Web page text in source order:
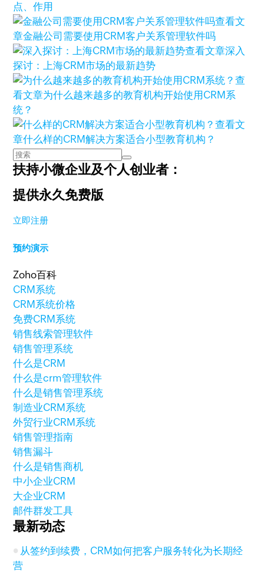
点、作用
查看文
章金融公司需要使用CRM客户关系管理软件吗
查看文章深入
探讨：上海CRM市场的最新趋势
查
看文章为什么越来越多的教育机构开始使用CRM系
统？
查看文
章什么样的CRM解决方案适合小型教育机构？
扶持小微企业及个人创业者：
提供永久免费版
立即注册
预约演示
Zoho百科
CRM系统
CRM系统价格
免费CRM系统
销售线索管理软件
销售管理系统
什么是CRM
什么是crm管理软件
什么是销售管理系统
制造业CRM系统
外贸行业CRM系统
销售管理指南
销售漏斗
什么是销售商机
中小企业CRM
大企业CRM
邮件群发工具
最新动态
从签约到续费，CRM如何把客户服务转化为长期经
营